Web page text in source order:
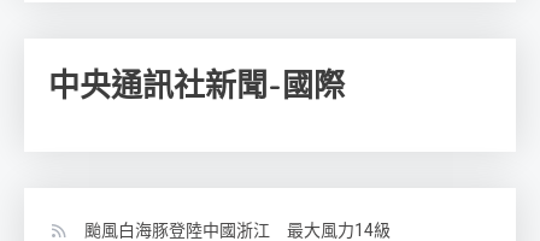
中央通訊社新聞-國際
颱風白海豚登陸中國浙江 最大風力14級